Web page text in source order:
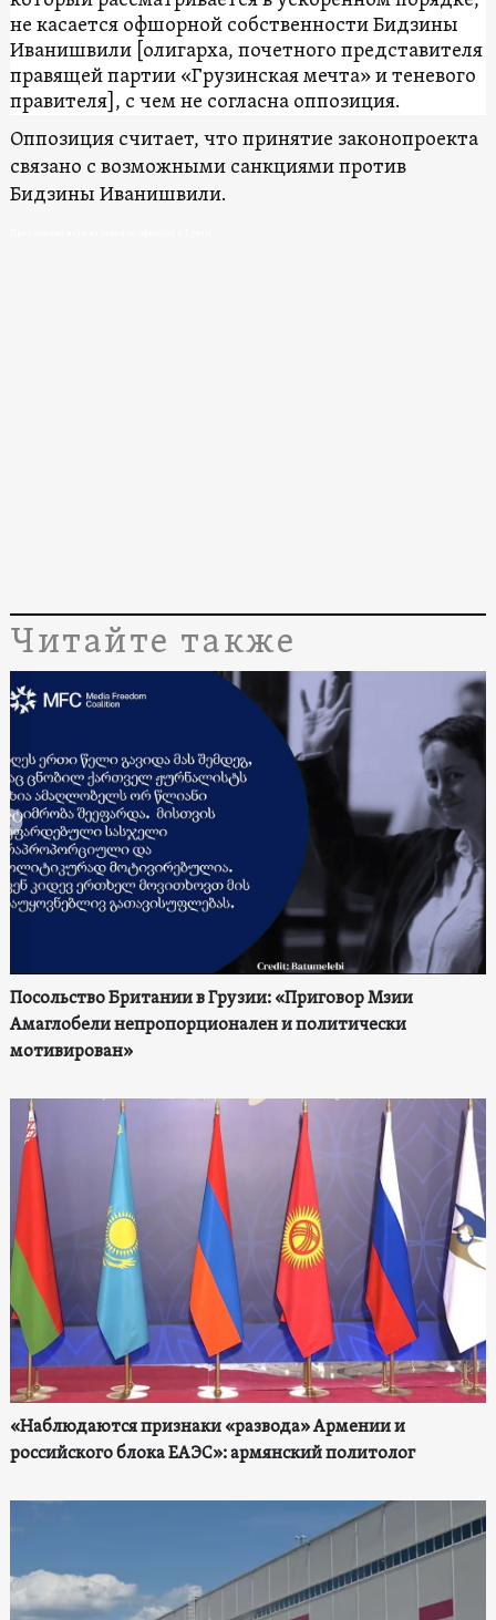
не касается офшорной собственности Бидзины
Иванишвили [олигарха, почетного представителя
правящей партии «Грузинская мечта» и теневого
правителя], с чем не согласна оппозиция.
Оппозиция считает, что принятие законопроекта
связано с возможными санкциями против
Бидзины Иванишвили.
Читайте также
Посольство Британии в Грузии: «Приговор Мзии
Амаглобели непропорционален и политически
мотивирован»
«Наблюдаются признаки «развода» Армении и
российского блока ЕАЭС»: армянский политолог